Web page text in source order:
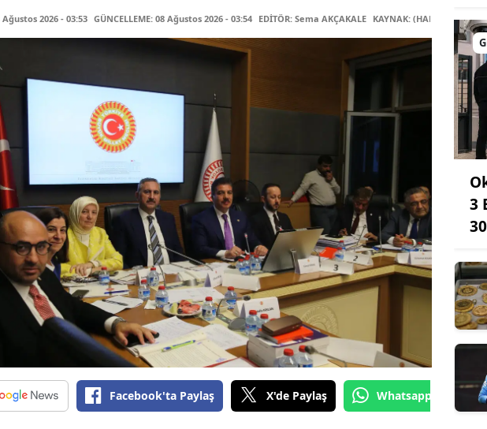
2026 - 03:53 GÜNCELLEME: 08 Ağustos 2026 - 03:54 EDİTÖR: Sema AKÇAKALE KAYNAK: (HABER MERKEZİ)
Facebook'ta Paylaş X'de Paylaş Whatsapp'tan
3